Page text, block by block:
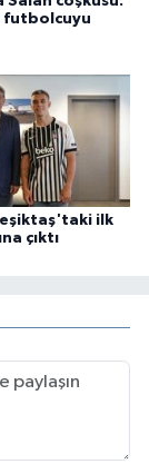
futbolcuyu
ilk
çıktı